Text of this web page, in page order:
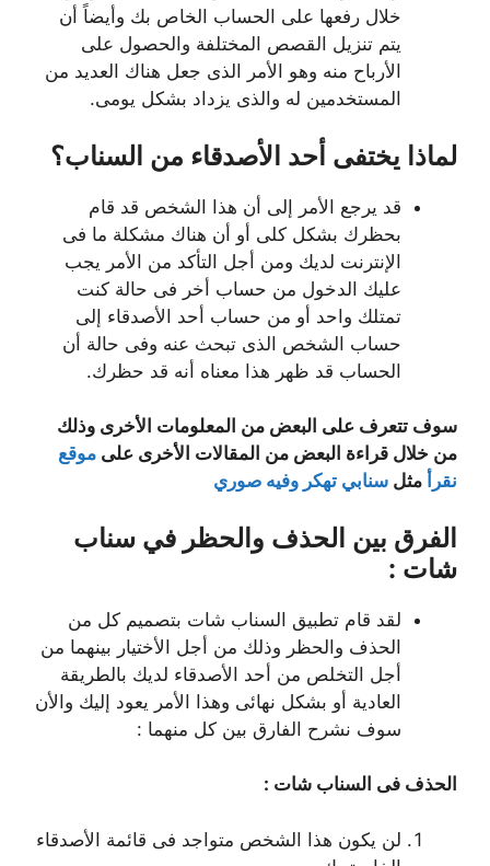
خلال رفعها على الحساب الخاص بك وأيضاً أن
يتم تنزيل القصص المختلفة والحصول على
الأرباح منه وهو الأمر الذى جعل هناك العديد من
المستخدمين له والذى يزداد بشكل يومى.
لماذا يختفى أحد الأصدقاء من السناب؟
قد يرجع الأمر إلى أن هذا الشخص قد قام
بحظرك بشكل كلى أو أن هناك مشكلة ما فى
الإنترنت لديك ومن أجل التأكد من الأمر يجب
عليك الدخول من حساب أخر فى حالة كنت
تمتلك واحد أو من حساب أحد الأصدقاء إلى
حساب الشخص الذى تبحث عنه وفى حالة أن
الحساب قد ظهر هذا معناه أنه قد حظرك.
سوف تتعرف على البعض من المعلومات الأخرى وذلك
من خلال قراءة البعض من المقالات الأخرى على موقع
نقرأ
مثل سنابي تهكر وفيه صوري
الفرق بين الحذف والحظر في سناب
شات :
لقد قام تطبيق السناب شات بتصميم كل من
الحذف والحظر وذلك من أجل الأختيار بينهما من
أجل التخلص من أحد الأصدقاء لديك بالطريقة
العادية أو بشكل نهائى وهذا الأمر يعود إليك والأن
سوف نشرح الفارق بين كل منهما :
الحذف فى السناب شات :
لن يكون هذا الشخص متواجد فى قائمة الأصدقاء